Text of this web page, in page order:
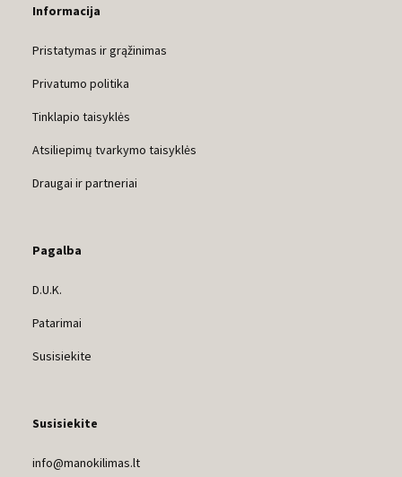
Informacija
Pristatymas ir grąžinimas
Privatumo politika
Tinklapio taisyklės
Atsiliepimų tvarkymo taisyklės
Draugai ir partneriai
Pagalba
D.U.K.
Patarimai
Susisiekite
Susisiekite
info@manokilimas.lt